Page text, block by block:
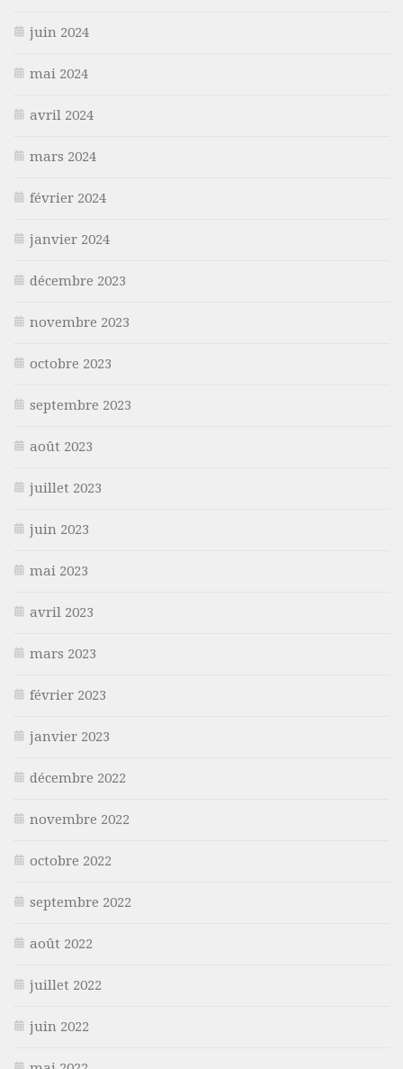
juin 2024
mai 2024
avril 2024
mars 2024
février 2024
janvier 2024
décembre 2023
novembre 2023
octobre 2023
septembre 2023
août 2023
juillet 2023
juin 2023
mai 2023
avril 2023
mars 2023
février 2023
janvier 2023
décembre 2022
novembre 2022
octobre 2022
septembre 2022
août 2022
juillet 2022
juin 2022